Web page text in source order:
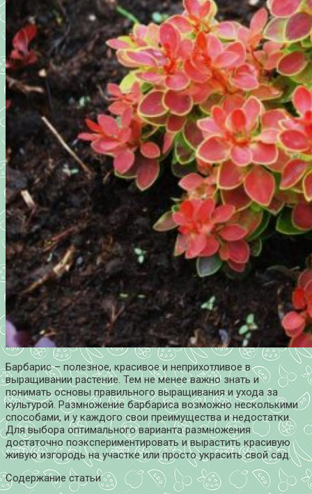
Барбарис – полезное, красивое и неприхотливое в
выращивании растение. Тем не менее важно знать и
понимать основы правильного выращивания и ухода за
культурой. Размножение барбариса возможно несколькими
способами, и у каждого свои преимущества и недостатки.
Для выбора оптимального варианта размножения
достаточно поэкспериментировать и вырастить красивую
живую изгородь на участке или просто украсить свой сад.
Содержание статьи